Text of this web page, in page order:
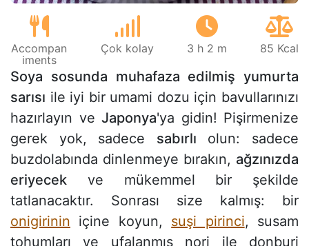
Accompan
iments
Çok kolay 3 h 2 m 85 Kcal
Soya sosunda muhafaza edilmiş yumurta
sarısı ile iyi bir umami dozu için bavullarınızı
hazırlayın ve Japonya'ya gidin! Pişirmenize
gerek yok, sadece sabırlı olun: sadece
buzdolabında dinlenmeye bırakın, ağzınızda
eriyecek ve mükemmel bir şekilde
tatlanacaktır. Sonrası size kalmış: bir
onigirinin içine koyun, suşi pirinci, susam
tohumları ve ufalanmış nori ile donburi